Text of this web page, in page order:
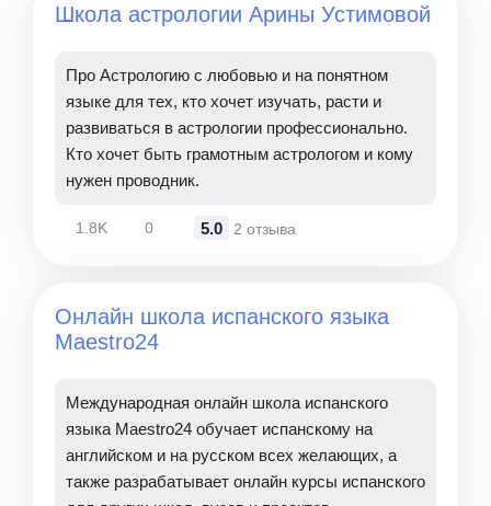
Школа астрологии Арины Устимовой
Про Астрологию с любовью и на понятном
языке для тех, кто хочет изучать, расти и
развиваться в астрологии профессионально.
Кто хочет быть грамотным астрологом и кому
нужен проводник.
1.8K 0 5.0 2 отзыва
Онлайн школа испанского языка
Maestro24
Международная онлайн школа испанского
языка Maestro24 обучает испанскому на
английском и на русском всех желающих, а
также разрабатывает онлайн курсы испанского